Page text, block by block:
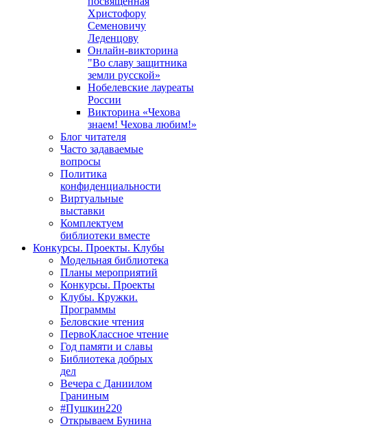
Христофору
Семеновичу
Леденцову
Онлайн-викторина
"Во славу защитника
земли русской»
Нобелевские лауреаты
России
Викторина «Чехова
знаем! Чехова любим!»
Блог читателя
Часто задаваемые
вопросы
Политика
конфиденциальности
Виртуальные
выставки
Комплектуем
библиотеки вместе
Конкурсы. Проекты. Клубы
Модельная библиотека
Планы мероприятий
Конкурсы. Проекты
Клубы. Кружки.
Программы
Беловские чтения
ПервоКлассное чтение
Год памяти и славы
Библиотека добрых
дел
Вечера с Даниилом
Граниным
#Пушкин220
Открываем Бунина